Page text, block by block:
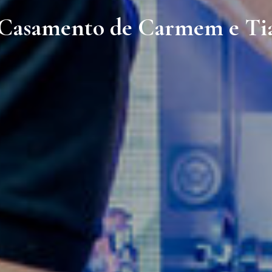
de Carmem e